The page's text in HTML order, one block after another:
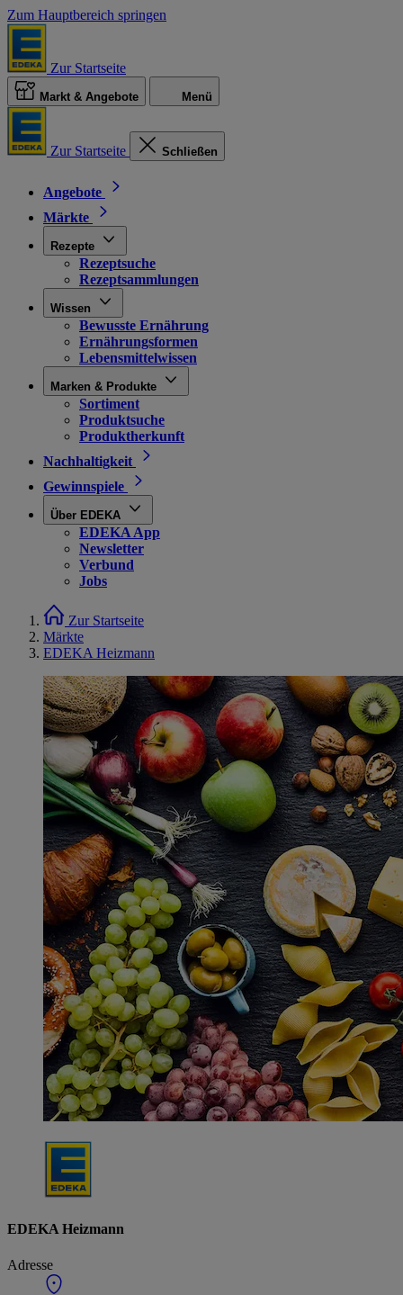
Zum Hauptbereich springen
Zur Startseite
Markt & Angebote Menü
Zur Startseite Schließen
Angebote
Märkte
Rezepte
Rezeptsuche
Rezeptsammlungen
Wissen
Bewusste Ernährung
Ernährungsformen
Lebensmittelwissen
Marken & Produkte
Sortiment
Produktsuche
Produktherkunft
Nachhaltigkeit
Gewinnspiele
Über EDEKA
EDEKA App
Newsletter
Verbund
Jobs
Zur Startseite
Märkte
EDEKA Heizmann
EDEKA Heizmann
Adresse